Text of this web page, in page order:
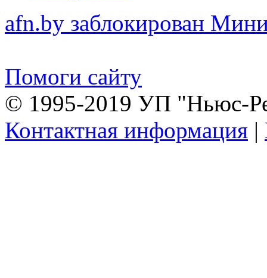
afn.by заблокирован
Помоги сайту
© 1995-2019 УП "Ньюс-
Контактная информация |